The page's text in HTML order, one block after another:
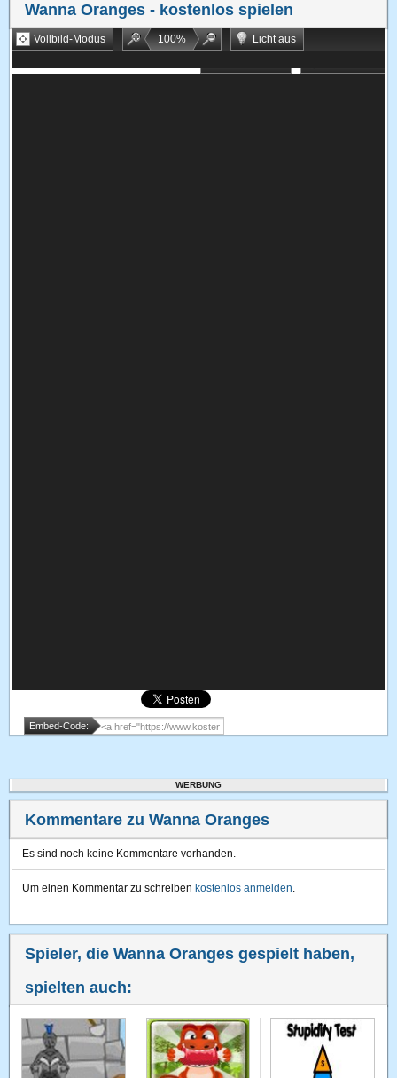
Wanna Oranges - kostenlos spielen
Vollbild-Modus 100%
Licht aus
Embed-Code:
WERBUNG
Kommentare zu Wanna Oranges
Es sind noch keine Kommentare vorhanden.
Um einen Kommentar zu schreiben kostenlos anmelden.
Spieler, die Wanna Oranges gespielt haben,
spielten auch: